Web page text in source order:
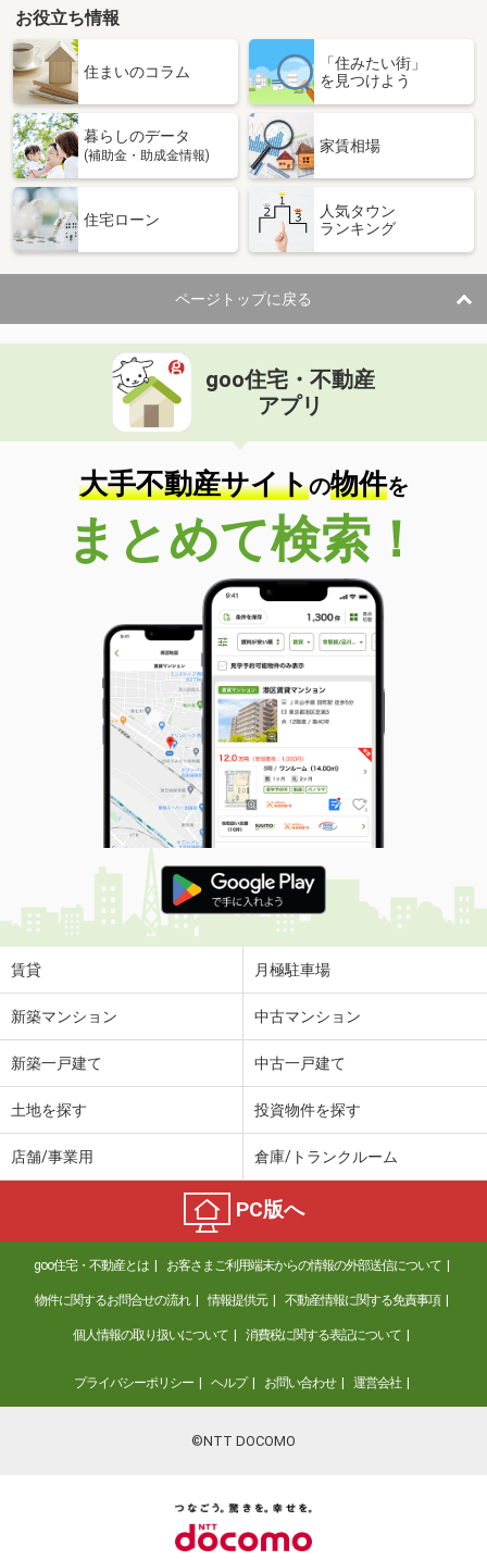
お役立ち情報
住まいのコラム
「住みたい街」
を見つけよう
暮らしのデータ
(補助金・助成金情報)
家賃相場
住宅ローン
人気タウン
ランキング
ページトップに戻る
goo住宅・不動産
アプリ
大手不動産サイトの物件を
まとめて検索！
賃貸 月極駐車場
新築マンション 中古マンション
新築一戸建て 中古一戸建て
土地を探す 投資物件を探す
店舗/事業用 倉庫/トランクルーム
PC版へ
goo住宅・不動産とは お客さまご利用端末からの情報の外部送信について
物件に関するお問合せの流れ 情報提供元 不動産情報に関する免責事項
個人情報の取り扱いについて 消費税に関する表記について
プライバシーポリシー ヘルプ お問い合わせ 運営会社
©NTT DOCOMO